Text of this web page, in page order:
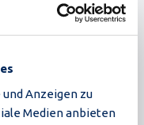
Anzeigen zu
Medien anbieten
kompakten
CIP-
und